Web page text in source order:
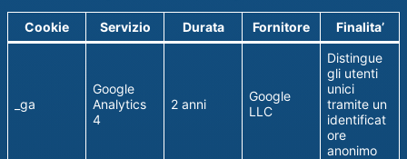
Cookie Servizio Durata Fornitore Finalita’
_ga
Google
Analytics
4
2 anni
Google
LLC
Distingue
gli utenti
unici
tramite un
identificat
ore
anonimo